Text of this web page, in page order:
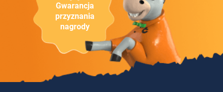
Gwarancja
przyznania
nagrody